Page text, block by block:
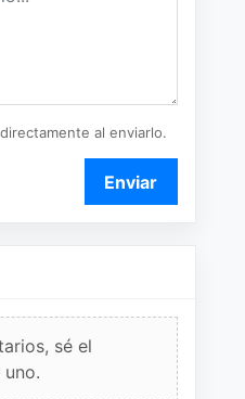
al enviarlo.
Enviar
sé el